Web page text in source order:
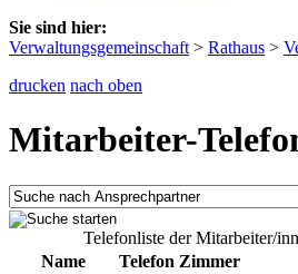
Sie sind hier:
Verwaltungsgemeinschaft > Rathaus >
drucken nach oben
Mitarbeiter-
Telefonliste der Mitarbeiter/
Name
Telefon Zimmer